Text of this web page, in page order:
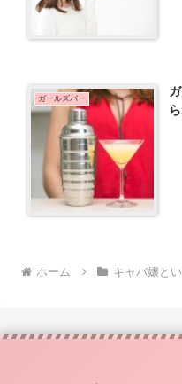
ガールズバー
ホーム キャバ嬢と